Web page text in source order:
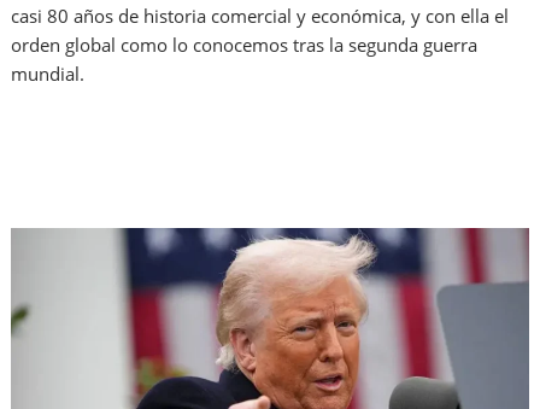
casi 80 años de historia comercial y económica, y con ella el
orden global como lo conocemos tras la segunda guerra
mundial.